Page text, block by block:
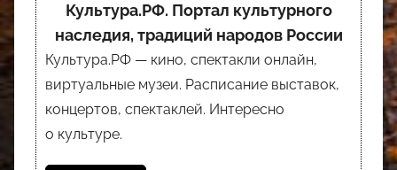
Культура.РФ. Портал культурного
наследия, традиций народов России
Культура.РФ — кино, спектакли онлайн,
виртуальные музеи. Расписание выставок,
концертов, спектаклей. Интересно
о культуре.